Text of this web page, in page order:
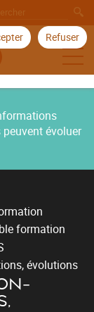
Refuser
évoluer
formation
évolutions